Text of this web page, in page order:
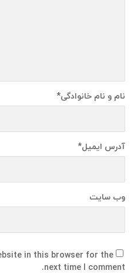
نام و نام خانوادگی*
آدرس ایمیل*
وب سایت
in this browser for the
next time I comment.